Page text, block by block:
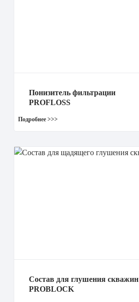
Понизитель фильтрации
PROFLOSS
Состав для глушения скважин
PROBLOCK